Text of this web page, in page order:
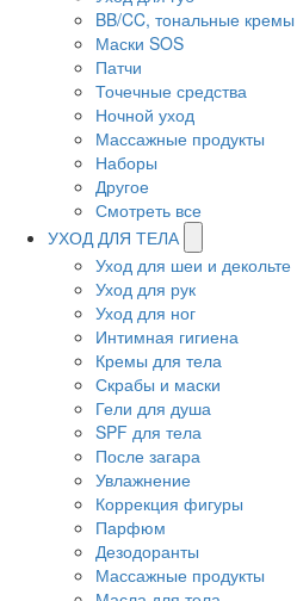
BB/CC, тональные кремы
Маски SOS
Патчи
Точечные средства
Ночной уход
Массажные продукты
Наборы
Другое
Смотреть все
УХОД ДЛЯ ТЕЛА
Уход для шеи и декольте
Уход для рук
Уход для ног
Интимная гигиена
Кремы для тела
Скрабы и маски
Гели для душа
SPF для тела
После загара
Увлажнение
Коррекция фигуры
Парфюм
Дезодоранты
Массажные продукты